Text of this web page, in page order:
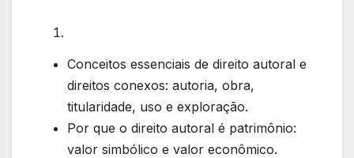
Conceitos essenciais de direito autoral e
direitos conexos: autoria, obra,
titularidade, uso e exploração.
Por que o direito autoral é patrimônio:
valor simbólico e valor econômico.